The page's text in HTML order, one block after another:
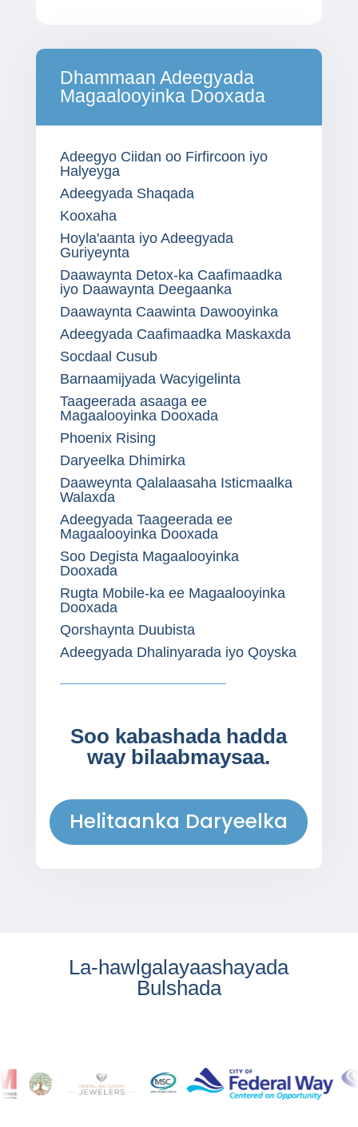
Dhammaan Adeegyada
Magaalooyinka Dooxada
Adeegyo Ciidan oo Firfircoon iyo
Halyeyga
Adeegyada Shaqada
Kooxaha
Hoyla'aanta iyo Adeegyada
Guriyeynta
Daawaynta Detox-ka Caafimaadka
iyo Daawaynta Deegaanka
Daawaynta Caawinta Dawooyinka
Adeegyada Caafimaadka Maskaxda
Socdaal Cusub
Barnaamijyada Wacyigelinta
Taageerada asaaga ee
Magaalooyinka Dooxada
Phoenix Rising
Daryeelka Dhimirka
Daaweynta Qalalaasaha Isticmaalka
Walaxda
Adeegyada Taageerada ee
Magaalooyinka Dooxada
Soo Degista Magaalooyinka
Dooxada
Rugta Mobile-ka ee Magaalooyinka
Dooxada
Qorshaynta Duubista
Adeegyada Dhalinyarada iyo Qoyska
Soo kabashada hadda
way bilaabmaysaa.
Helitaanka Daryeelka
La-hawlgalayaashayada
Bulshada